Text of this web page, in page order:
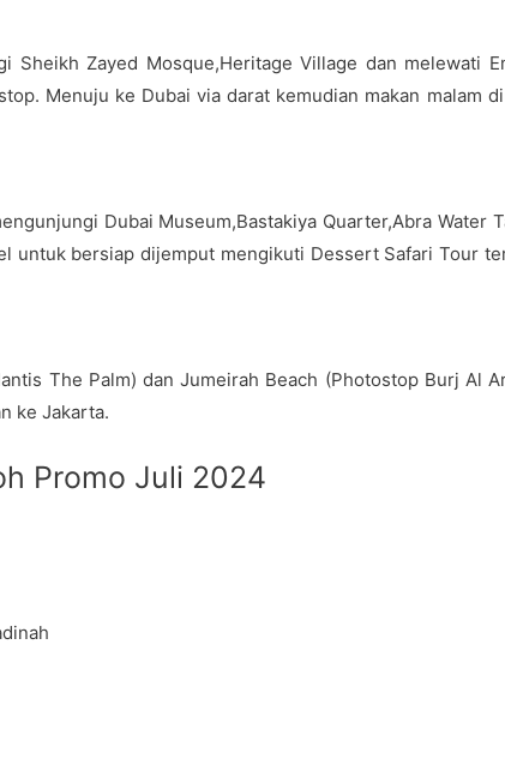
Zayed Mosque,Heritage Village dan melewati
Menuju ke Dubai via darat kemudian makan malam
Dubai Museum,Bastakiya Quarter,Abra Water
untuk bersiap dijemput mengikuti Dessert Safari Tour
The Palm) dan Jumeirah Beach (Photostop Burj Al
ke Jakarta.
Promo Juli 2024